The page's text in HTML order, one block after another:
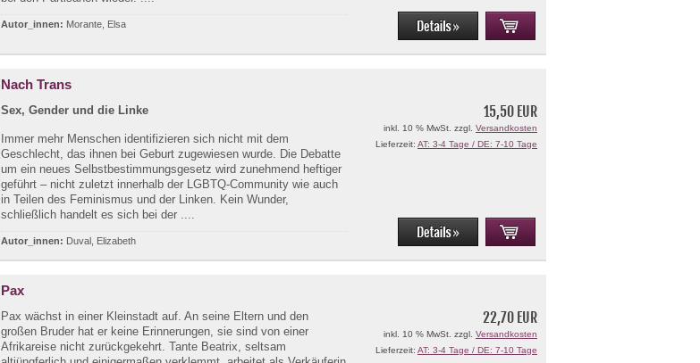
Autor_innen: Morante, Elsa
Nach Trans
Sex, Gender und die Linke
Immer mehr Menschen identifizieren sich nicht mit dem
Geschlecht, das ihnen bei Geburt zugewiesen wurde. Die Debatte
um ein neues Selbstbestimmungsgesetz wird zunehmend heftiger
geführt – nicht zuletzt innerhalb der LGBTQ-Community wie auch
in Teilen des Feminismus und der Linken. Kein Wunder,
schließlich handelt es sich bei der ....
Autor_innen: Duval, Elizabeth
15,50 EUR
inkl. 10 % MwSt. zzgl. Versandkosten
Lieferzeit: AT: 3-4 Tage / DE: 7-10 Tage
Pax
Pax wächst in einer Kleinstadt auf. An seine Eltern und den
großen Bruder hat er keine Erinnerungen, sie sind von einer
Afrikareise nicht zurückgekehrt. Tante Beatrix, seltsam
22,70 EUR
inkl. 10 % MwSt. zzgl. Versandkosten
Lieferzeit: AT: 3-4 Tage / DE: 7-10 Tage